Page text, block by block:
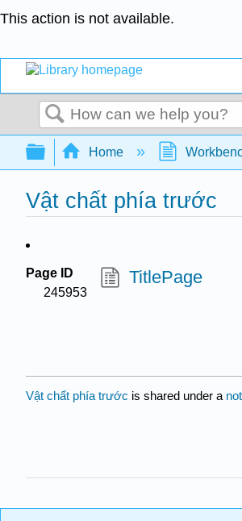
This action is not available.
Search
Expand/collapse
Home
Vật chất phía trước
Page ID
245953
TitlePage
Vật chất phía trước is shared under a